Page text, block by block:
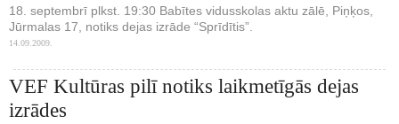
18. septembrī plkst. 19:30 Babītes vidusskolas aktu zālē, Piņķos,
Jūrmalas 17, notiks dejas izrāde “Sprīdītis”.
14.09.2009.
VEF Kultūras pilī notiks laikmetīgās dejas
izrādes